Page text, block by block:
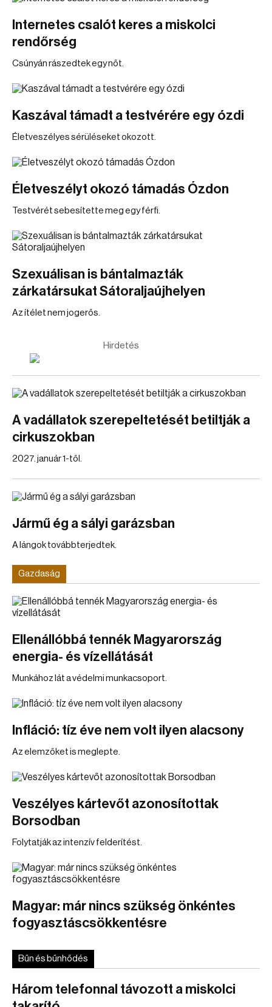
Internetes csalót keres a miskolci
rendőrség
Csúnyán rászedtek egy nőt.
Kaszával támadt a testvérére egy ózdi
Életveszélyes sérüléseket okozott.
Életveszélyt okozó támadás Ózdon
Testvérét sebesítette meg egy férfi.
Szexuálisan is bántalmazták
zárkatársukat Sátoraljaújhelyen
Az ítélet nem jogerős.
Hirdetés
A vadállatok szerepeltetését betiltják a
cirkuszokban
2027. január 1-től.
Jármű ég a sályi garázsban
A lángok továbbterjedtek.
Gazdaság
Ellenállóbbá tennék Magyarország
energia- és vízellátását
Munkához lát a védelmi munkacsoport.
Infláció: tíz éve nem volt ilyen alacsony
Az elemzőket is meglepte.
Veszélyes kártevőt azonosítottak
Borsodban
Folytatják az intenzív felderítést.
Magyar: már nincs szükség önkéntes
fogyasztáscsökkentésre
Bűn és bűnhődés
Három telefonnal távozott a miskolci